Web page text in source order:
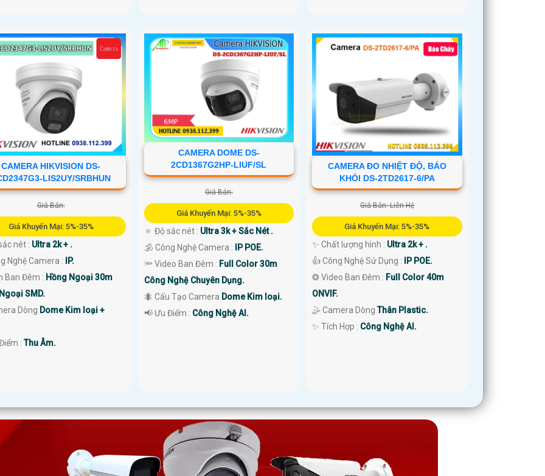
CAMERA HIKVISION DS-
LIS2UY/SRBHUN
Giá Bán:
Giá Khuyến Mại: 5%-35%
nét : Ultra 2k + .
Nghệ Camera :
IP.
Ban Đêm : Hồng Ngoại 30m
SMD.
Dòng Dome Kim loại +
:Thu Âm.
CAMERA DOME DS-
2CD1367G2HP-LIUF/SL
Giá Bán:
Giá Khuyến Mại: 5%-35%
🔅 Độ sắc nét : Ultra 3k + Sắc Nét .
🕉️ Công Nghệ Camera :
IP POE.
🔦 Video Ban Đêm : Full Color 30m
Công Nghệ Chuyên Dụng.
🐜 Cấu Tạo Camera Dome Kim loại.
️📢 Ưu Điểm : Công Nghệ AI.
CAMERA ĐO NHIỆT ĐỘ, BÁO
KHÓI DS-2TD2617-6/PA
Giá Bán: Liên Hệ
Giá Khuyến Mại: 5%-35%
✨ Chất lượng hình : Ultra 2k + .
👍 Công Nghệ Sử Dụng :
IP POE.
❂ Video Ban Đêm : Full Color 40m
ONVIF.
🤹 Camera DòngThân Plastic.
️✨ Tích Hợp : Công Nghệ AI.